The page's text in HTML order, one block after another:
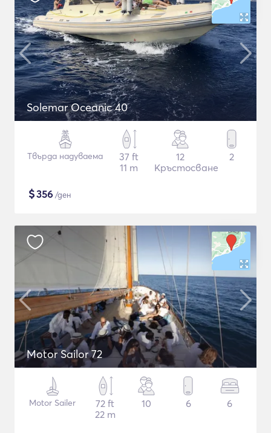
Solemar Oceanic 40
Твърда надуваема
37 ft
11 m
12
Кръстосване
2
$356 /ден
Motor Sailor 72
Motor Sailer
72 ft
22 m
10 6 6